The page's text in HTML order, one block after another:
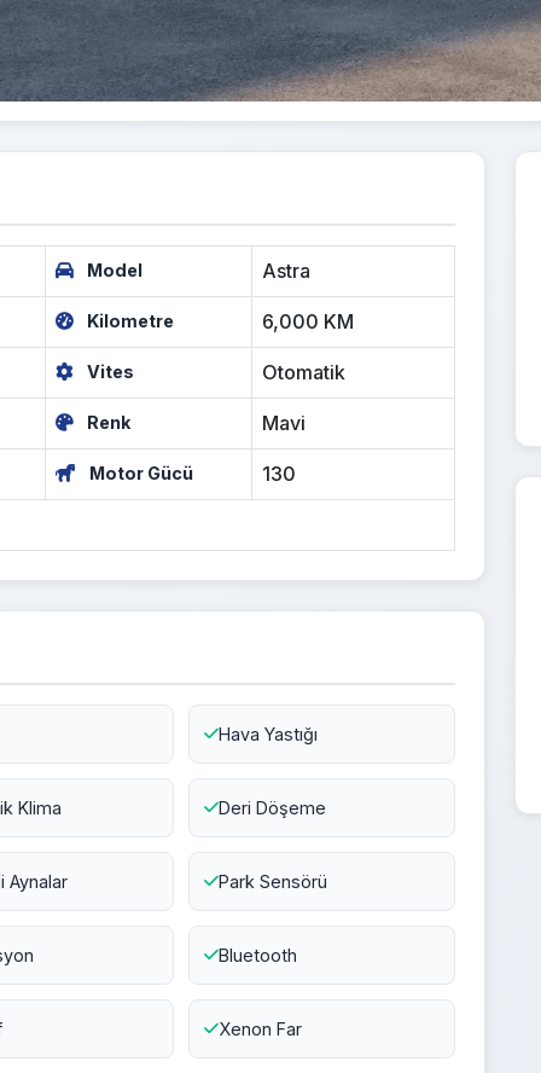
Model Astra
Kilometre 6,000 KM
Vites Otomatik
Renk Mavi
Motor Gücü 130
Hava Yastığı
Klima Deri Döşeme
Aynalar Park Sensörü
Bluetooth
Xenon Far